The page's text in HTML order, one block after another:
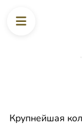
Крупнейшая